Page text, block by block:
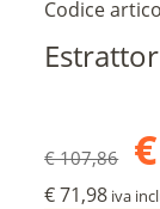
Codice
€ 107,86
€ 71,98 iva